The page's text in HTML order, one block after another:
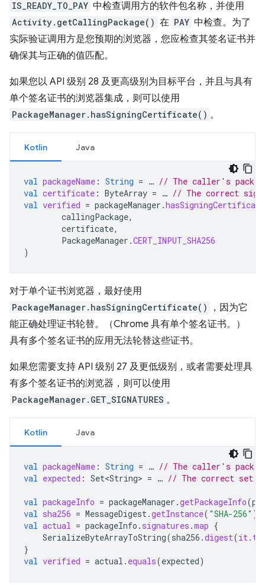
IS_READY_TO_PAY 中检查调用方的软件包名称，并使用
Activity.getCallingPackage() 在 PAY 中检查。为了
实际验证调用方是您预期的浏览器，您应检查其签名证书并
确保其与正确的值匹配。
如果您以 API 级别 28 及更高级别为目标平台，并且与具有
单个签名证书的浏览器集成，则可以使用
PackageManager.hasSigningCertificate() 。
Kotlin Java
val packageName : String = … // The caller's
val certificate : ByteArray = … // The correct
val verified = packageManager .hasSigningCertificate
callingPackage,
certificate,
PackageManager .CERT_INPUT_SHA256
)
对于单个证书浏览器，最好使用
PackageManager.hasSigningCertificate()
，因为它
能正确处理证书轮替。（Chrome 具有单个签名证书。）
具有多个签名证书的应用无法轮替这些证书。
如果您需要支持 API 级别 27 及更低级别，或者需要处理具
有多个签名证书的浏览器，则可以使用
PackageManager.GET_SIGNATURES 。
Kotlin Java
val packageName : String = … // The caller's
val expected : Set<String> = … // The correct set
val packageInfo = packageManager .getPackageInfo(
val sha256 = MessageDigest.getInstance( "SHA-256" )
val actual = packageInfo . signatures .map {
SerializeByteArrayToString(sha256 .digest(it.
}
val verified = actual . equals(expected)